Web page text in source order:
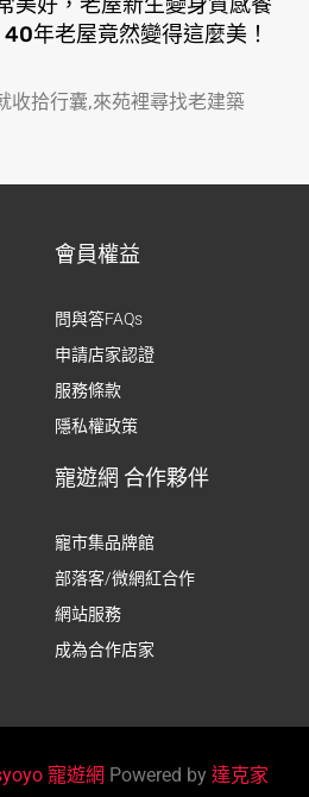
年老屋竟然變得這麼美！
收拾行囊,來苑裡尋找老建築
會員權益
問與答FAQs
申請店家認證
服務條款
隱私權政策
寵遊網 合作夥伴
寵市集品牌館
部落客/微網紅合作
網站服務
成為合作店家
寵遊網 Powered by 達克家